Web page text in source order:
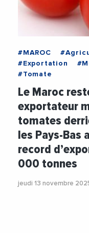
#MAROC
#Exportation
#Tomate
Le Maroc
exportateur
tomates
les Pays-Bas
record
000 tonnes
jeudi 13 novembre